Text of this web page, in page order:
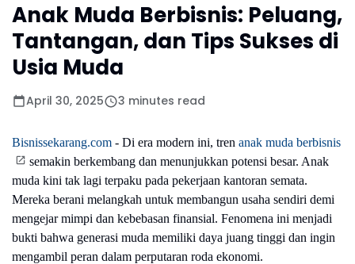
Anak Muda Berbisnis: Peluang,
Tantangan, dan Tips Sukses di
Usia Muda
April 30, 2025 3 minutes read
Bisnissekarang.com - Di era modern ini, tren anak muda berbisnis
semakin berkembang dan menunjukkan potensi besar. Anak
muda kini tak lagi terpaku pada pekerjaan kantoran semata.
Mereka berani melangkah untuk membangun usaha sendiri demi
mengejar mimpi dan kebebasan finansial. Fenomena ini menjadi
bukti bahwa generasi muda memiliki daya juang tinggi dan ingin
mengambil peran dalam perputaran roda ekonomi.